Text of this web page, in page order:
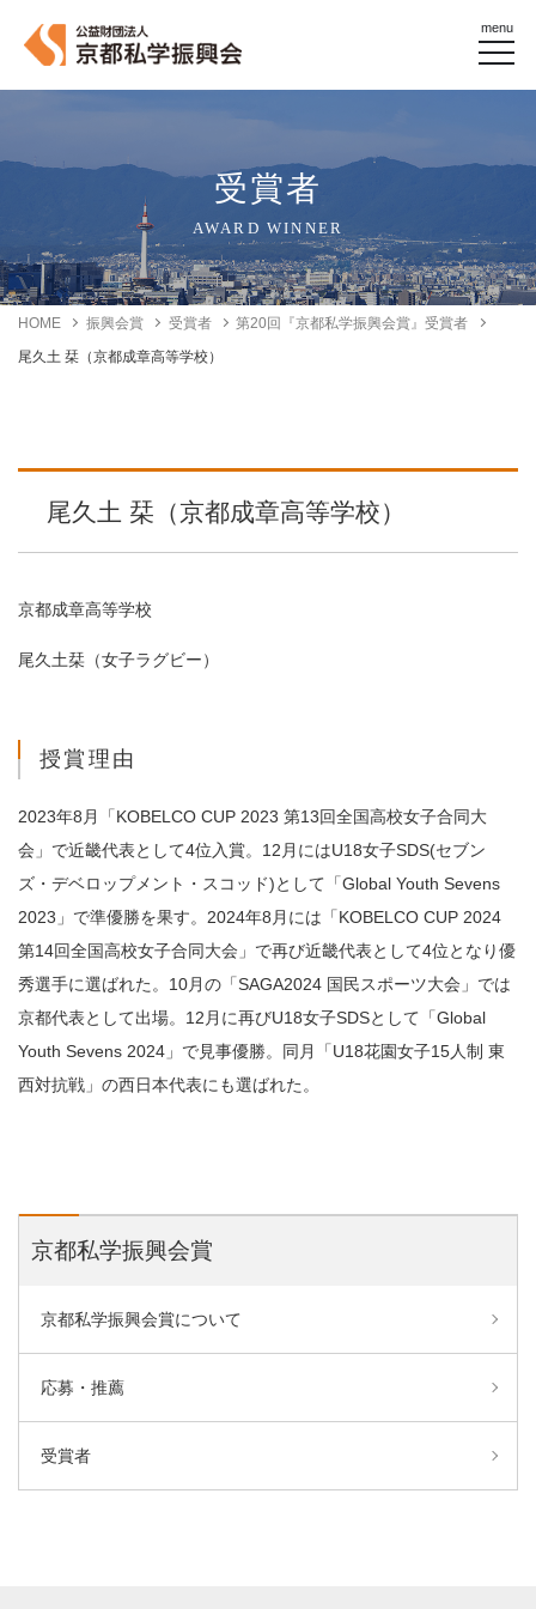
menu
受賞者
AWARD WINNER
HOME 振興会賞 受賞者
第20回『京都私学振興会賞』受賞者
尾久土 栞（京都成章高等学校）
尾久土 栞（京都成章高等学校）
京都成章高等学校
尾久土栞（女子ラグビー）
授賞理由
2023年8月「KOBELCO CUP 2023 第13回全国高校女子合同大
会」で近畿代表として4位入賞。12月にはU18女子SDS(セブン
ズ・デベロップメント・スコッド)として「Global Youth Sevens
2023」で準優勝を果す。2024年8月には「KOBELCO CUP 2024
第14回全国高校女子合同大会」で再び近畿代表として4位となり優
秀選手に選ばれた。10月の「SAGA2024 国民スポーツ大会」では
京都代表として出場。12月に再びU18女子SDSとして「Global
Youth Sevens 2024」で見事優勝。同月「U18花園女子15人制 東
西対抗戦」の西日本代表にも選ばれた。
京都私学振興会賞
京都私学振興会賞について
応募・推薦
受賞者